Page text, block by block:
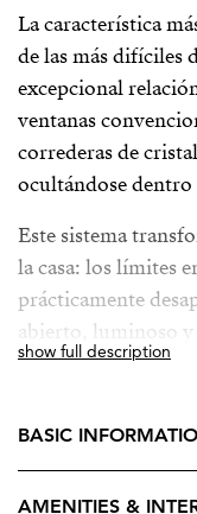
La característica
de las más difíciles
excepcional
ventanas
correderas de
ocultándose dentro
Este sistema
la casa: los límites
prácticamente
abierto, luminoso y
naturaleza. La
aire que mantiene
show full description
BASIC
AMENITIES &